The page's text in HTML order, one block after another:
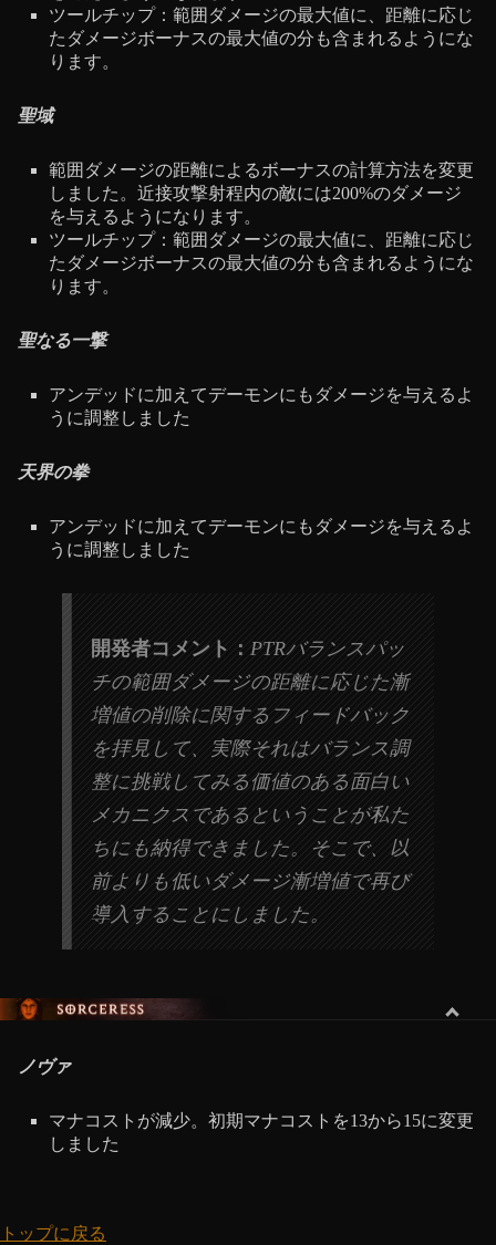
ツールチップ：範囲ダメージの最大値に、距離に応じ
たダメージボーナスの最大値の分も含まれるようにな
ります。
聖域
範囲ダメージの距離によるボーナスの計算方法を変更
しました。近接攻撃射程内の敵には200%のダメージ
を与えるようになります。
ツールチップ：範囲ダメージの最大値に、距離に応じ
たダメージボーナスの最大値の分も含まれるようにな
ります。
聖なる一撃
アンデッドに加えてデーモンにもダメージを与えるよ
うに調整しました
天界の拳
アンデッドに加えてデーモンにもダメージを与えるよ
うに調整しました
開発者コメント： PTRバランスパッ
チの範囲ダメージの距離に応じた漸
増値の削除に関するフィードバック
を拝見して、実際それはバランス調
整に挑戦してみる価値のある面白い
メカニクスであるということが私た
ちにも納得できました。そこで、以
前よりも低いダメージ漸増値で再び
導入することにしました。
ソーサレス
ノヴァ
マナコストが減少。初期マナコストを13から15に変更
しました
トップに戻る